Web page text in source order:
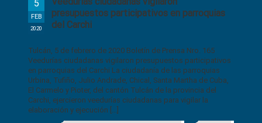
presupuestos participativos en parroquias
del Carchi
5
FEB
2020
Tulcán, 5 de febrero de 2020 Boletín de Prensa Nro. 165
Veedurías ciudadanas vigilaron presupuestos participativos
en parroquias del Carchi La ciudadanía de las parroquias
Urbina, Tufiño, Julio Andrade, Chical, Santa Martha de Cuba,
El Carmelo y Pioter, del cantón Tulcán de la provincia del
Carchi, ejercieron veedurías ciudadanas para vigilar la
elaboración y ejecución [...]